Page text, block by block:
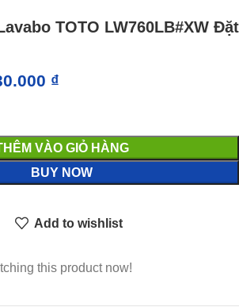
TOTO LW760LB#XW Đặt
₫
VÀO GIỎ HÀNG
BUY NOW
Add to wishlist
this product now!